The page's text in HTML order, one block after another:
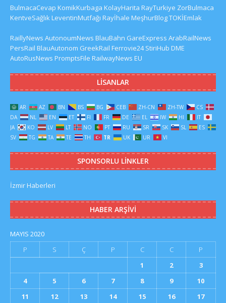
BulmacaCevap KomikKurbaga KolayHarita RayTurkiye ZorBulmaca
KentveSağlıkLeventinMutfağı Rayİhale MeşhurBlogTOKİEmlak
RaillyNews AutonoumNews BlauBahn GareExpress ArabRailNews
PersRail BlauAutonom GreekRail Ferrovie24 StiriHub DME
AutoRusNews PromptsFile RailwayNews EU
LISANLAR
AR AZ BN BS BG CEB ZH-CN ZH-TW
CS
DA
NL EN ET FI FR DE EL IW HI
IT
JA
KO LV LT NO PT RU SR SK SL
ES
SV
TG TA TE TH TR UK UR VI
SPONSORLU LINKLER
İzmir Haberleri
HABER ARŞIVI
MAYIS 2020
P
S Ç P C C
P
1
2
3
4
5 6 7 8 9
10
11
12 13 14 15 16 17